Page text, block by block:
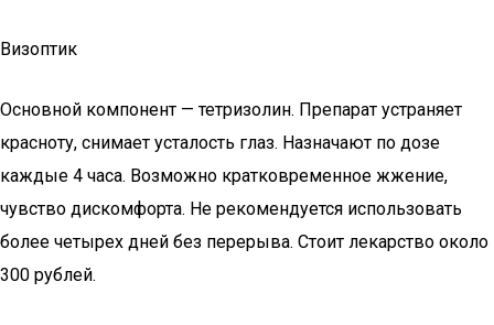
Визоптик
Основной компонент — тетризолин. Препарат устраняет
красноту, снимает усталость глаз. Назначают по дозе
каждые 4 часа. Возможно кратковременное жжение,
чувство дискомфорта. Не рекомендуется использовать
более четырех дней без перерыва. Стоит лекарство около
300 рублей.